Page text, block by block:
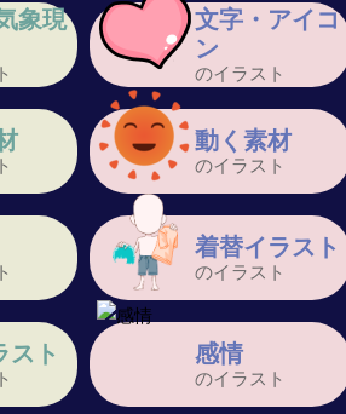
象現
文字・アイコ
ン
のイラスト
動く素材
のイラスト
着替イラスト
のイラスト
スト 感情
のイラスト